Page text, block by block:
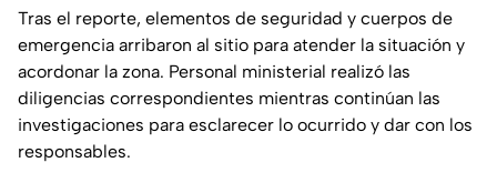
Tras el reporte, elementos de seguridad y cuerpos de
emergencia arribaron al sitio para atender la situación y
acordonar la zona. Personal ministerial realizó las
diligencias correspondientes mientras continúan las
investigaciones para esclarecer lo ocurrido y dar con los
responsables.